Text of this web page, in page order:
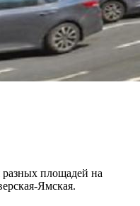
площадей на
Ямская.